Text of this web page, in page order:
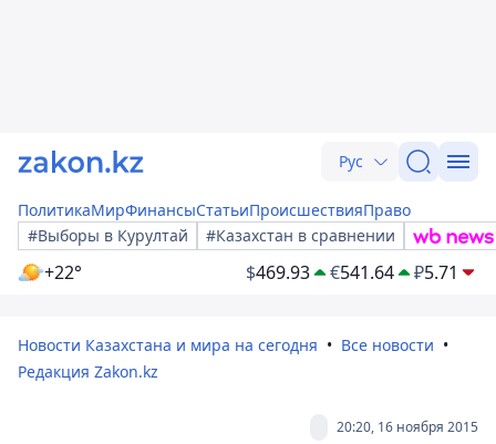
Рус
ПолитикаМирФинансыСтатьиПроисшествияПраво
#Выборы в Курултай
#Казахстан в сравнении
+22° $469.93 €541.64 ₽5.71
Новости Казахстана и мира на сегодня
Все новости
Редакция Zakon.kz
20:20, 16 ноября 2015